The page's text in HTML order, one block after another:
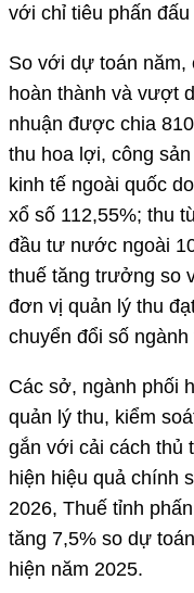
với chỉ tiêu phấn
So với dự toán năm,
hoàn thành và vượt
nhuận được chia
thu hoa lợi, công
kinh tế ngoài quốc
xổ số 112,55%; thu
đầu tư nước ngoài
thuế tăng trưởng so
đơn vị quản lý thu
chuyển đổi số
Các sở, ngành phối
quản lý thu, kiểm
gắn với cải cách thủ
hiện hiệu quả chính
2026, Thuế tỉnh
tăng 7,5% so dự
hiện năm 2025.